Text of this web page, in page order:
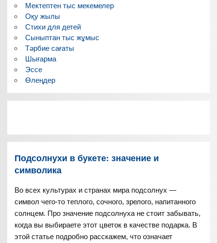
Мектептен тыс мекемелер
Оқу жылы
Стихи для детей
Сыныптан тыс жұмыс
Тәрбие сағаты
Шығарма
Эссе
Өлеңдер
Подсолнухи в букете: значение и
символика
Во всех культурах и странах мира подсолнух —
символ чего-то теплого, сочного, зрелого, напитанного
солнцем. Про значение подсолнуха не стоит забывать,
когда вы выбираете этот цветок в качестве подарка. В
этой статье подробно расскажем, что означает